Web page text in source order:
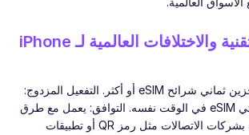
المواصفات التقنية والاختلافات العالمية لـ iPhone
دعم eSIM: يمكنه تخزين ثماني شرائح eSIM أو أكثر. التفعيل المزدوج:
يمكن تشغيل شريحتي eSIM في الوقت نفسه. التوافق: يعمل مع طرق
تفعيل eSIM الخاصة بشركات الاتصالات مثل رمز QR أو تطبيقات